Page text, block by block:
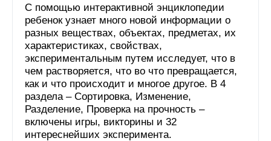
С помощью интерактивной энциклопедии
ребенок узнает много новой информации о
разных веществах, объектах, предметах, их
характеристиках, свойствах,
экспериментальным путем исследует, что в
чем растворяется, что во что превращается,
как и что происходит и многое другое. В 4
раздела – Сортировка, Изменение,
Разделение, Проверка на прочность –
включены игры, викторины и 32
интереснейших эксперимента.